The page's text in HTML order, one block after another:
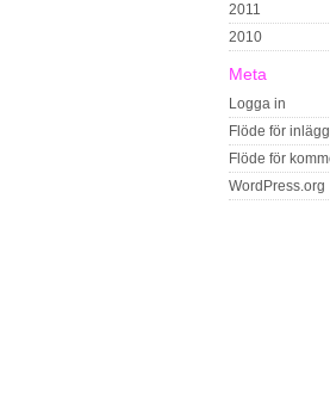
2011
2010
Meta
Logga in
Flöde för inlägg
Flöde för
WordPress.org